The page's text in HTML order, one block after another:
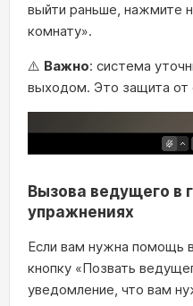
выйти раньше, нажмите
комнату».
⚠️ Важно: система
выходом. Это защита от
Вызова ведущего в
упражнениях
Если вам нужна помощь
кнопку «Позвать
уведомление, что вам